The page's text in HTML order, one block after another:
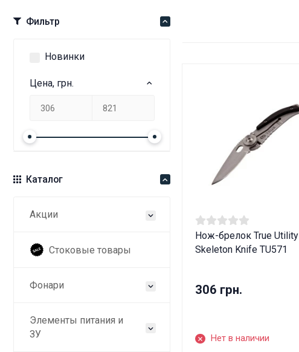
Фильтр
Новинки
Цена, грн.
Каталог
Акции
Стоковые товары
Фонари
Элементы питания и
ЗУ
Нож-брелок True Utility
Skeleton Knife TU571
306 грн.
Нет в наличии